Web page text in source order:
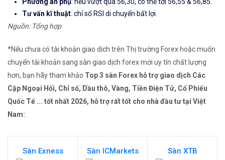
Phương án phụ: nếu vượt qua 56,30, có thể tới 56,55 & 56,85.
Tư vấn kĩ thuật: chỉ số RSI di chuyển bất lợi.
Nguồn: Tổng hợp
*Nếu chưa có tài khoản giao dịch trên Thị trường Forex hoặc muốn
chuyển tài khoản sang sàn giao dịch forex mới uy tín chất lượng
hơn, bạn hãy tham khảo Top 3 sàn Forex hỗ trợ giao dịch Các
Cặp Ngoại Hối, Chỉ số, Dầu thô, Vàng, Tiền Điện Tử, Cổ Phiếu
Quốc Tế ... tốt nhất 2026, hỗ trợ rất tốt cho nhà đầu tư tại Việt
Nam:
Sàn Exness Sàn ICMarkets Sàn XTB